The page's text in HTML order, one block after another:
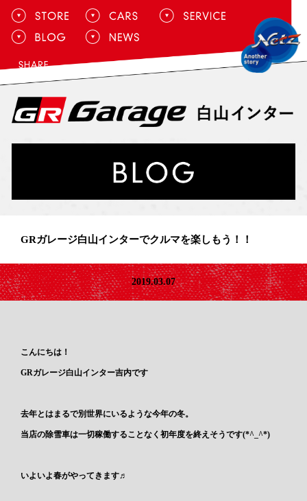
GRガレージ白山インターでクルマを楽しもう！！
2019.03.07
こんにちは！
GRガレージ白山インター吉内です
去年とはまるで別世界にいるような今年の冬。
当店の除雪車は一切稼働することなく初年度を終えそうです(*^_^*)
いよいよ春がやってきます♬